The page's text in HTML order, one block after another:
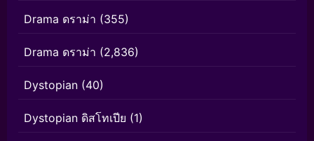
Drama ดราม่า (355)
Drama ดราม่า (2,836)
Dystopian (40)
Dystopian ดิสโทเปีย (1)